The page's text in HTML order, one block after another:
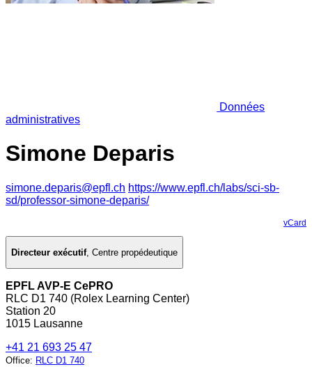
Données
administratives
Simone Deparis
simone.deparis@epfl.ch https://www.epfl.ch/labs/sci-sb-
sd/professor-simone-deparis/
vCard
Directeur exécutif, Centre propédeutique
EPFL AVP-E CePRO
RLC D1 740 (Rolex Learning Center)
Station 20
1015 Lausanne
+41 21 693 25 47
Office: RLC D1 740